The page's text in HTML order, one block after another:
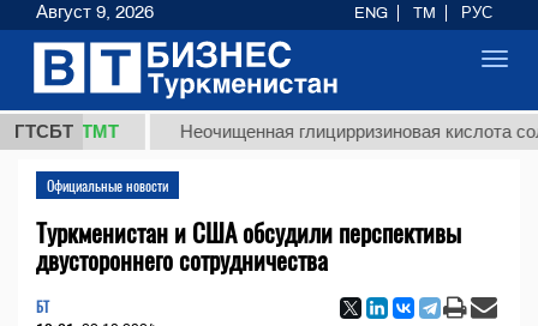
ГТСБТ
ТМТ Неочищенная глицирризиновая кислота
Официальные новости
Туркменистан и США обсудили перспективы
двустороннего сотрудничества
БТ
Август 9, 2026 ENG TM РУС